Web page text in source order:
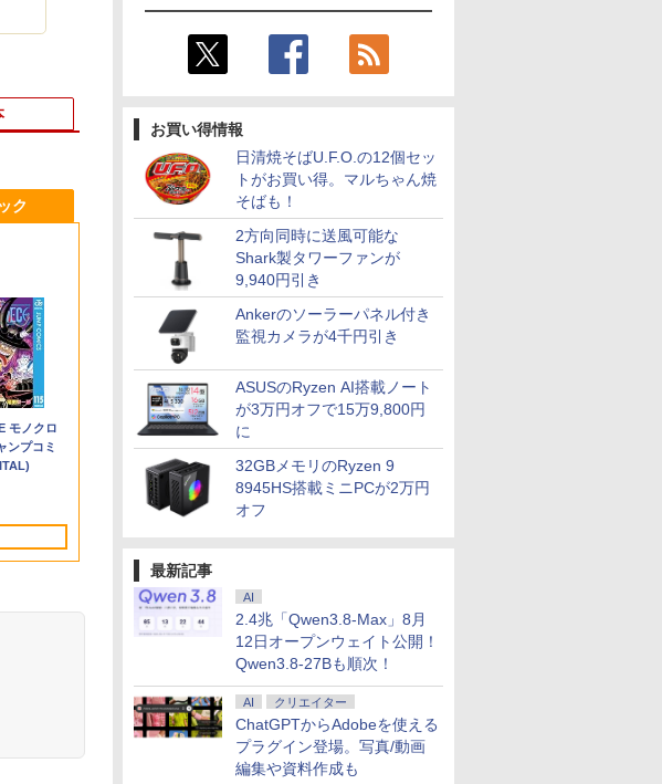
お買い得情報
日清焼そばU.F.O.の12個セッ
トがお買い得。マルちゃん焼
そばも！
2方向同時に送風可能な
Shark製タワーファンが
9,940円引き
Ankerのソーラーパネル付き
監視カメラが4千円引き
ASUSのRyzen AI搭載ノート
が3万円オフで15万9,800円
に
32GBメモリのRyzen 9
8945HS搭載ミニPCが2万円
オフ
最新記事
AI
2.4兆「Qwen3.8-Max」8月
12日オープンウェイト公開！
Qwen3.8-27Bも順次！
AI クリエイター
ChatGPTからAdobeを使える
プラグイン登場。写真/動画
編集や資料作成も
OFF&P2倍
正式対応
天1位 三冠
典付き｜
中古ノー
office付き
キー付き
ン｜パソ
中古ノートパソコン
DELL Latitude 5310
Core i5-10310U
Windows11 Pro Office
2024付き メモリ16GB
SSD512GB 13.3型
Bluetooth HDMI 軽量
モバイル ビジネス 在宅
勤務 学生向け
【楽天1位常連】【新
ノートパソコン パソコ
ン JIS 日本語キーボー
ド 第14世代CPU搭載
Windows11 第13世代
チワイド液晶 フルHD
cpu N95/N5095/N3450
メモリ 8GB 12GB
￥33,680
MS Office 2024 H&B
コン Windows11
Office付｜Dynabook
S73 Core i5 第10世代
FHD 1,920×1,080 WEB
カメラ Type-C HDMI
￥33,800
ポン】
UM880
AMD
SSD
Pro ゲー
HDMI2.1/USB4/DP1.4/OCuLink
保護レザ
】【タッ
バイルモニ
ンチ ノング
画質 デュ
サブモニ
ルモニタ
モニター
対応
【3年保証】PS5対応
23.8型 液晶モニター フ
ルHD IPS リフレッシュ
レート 100Hz VESA 対
応 スピーカー HDMI
VGA モニター 液晶 液
晶モニター 液晶ディス
プレイ 23.8インチ パソ
コンモニター 新品
＼メーカー5年保証／
品】モニター 21.5イン
チモニター ディスプレ
イ PCモニター ASUS
液晶ディスプレイ
1920×1080 応答速度
1ms リフレッシュレー
ト100Hz IPSパネル 液
￥12,800
ドウシシャ AVISTA フ
ーミングディスプレイ
液晶ディスプレイ モニ
ター リフレッシュレー
ネル 【RCP】
DOSHISHA ブラック
￥12,480
ーズ／マ
公式ビジ
[ パブ
ゴ ]
薬屋のひとりごと 17巻
【電子書籍】[ 日向夏 ]
BLACK LAGOON
ット
￥2,310
九条の大罪（17） 【電
￥759
オミ
8 Lite ワ
ホン
グ ANC
やかんの
健美茶 ラ
ク
モノクロ
ンプコミ